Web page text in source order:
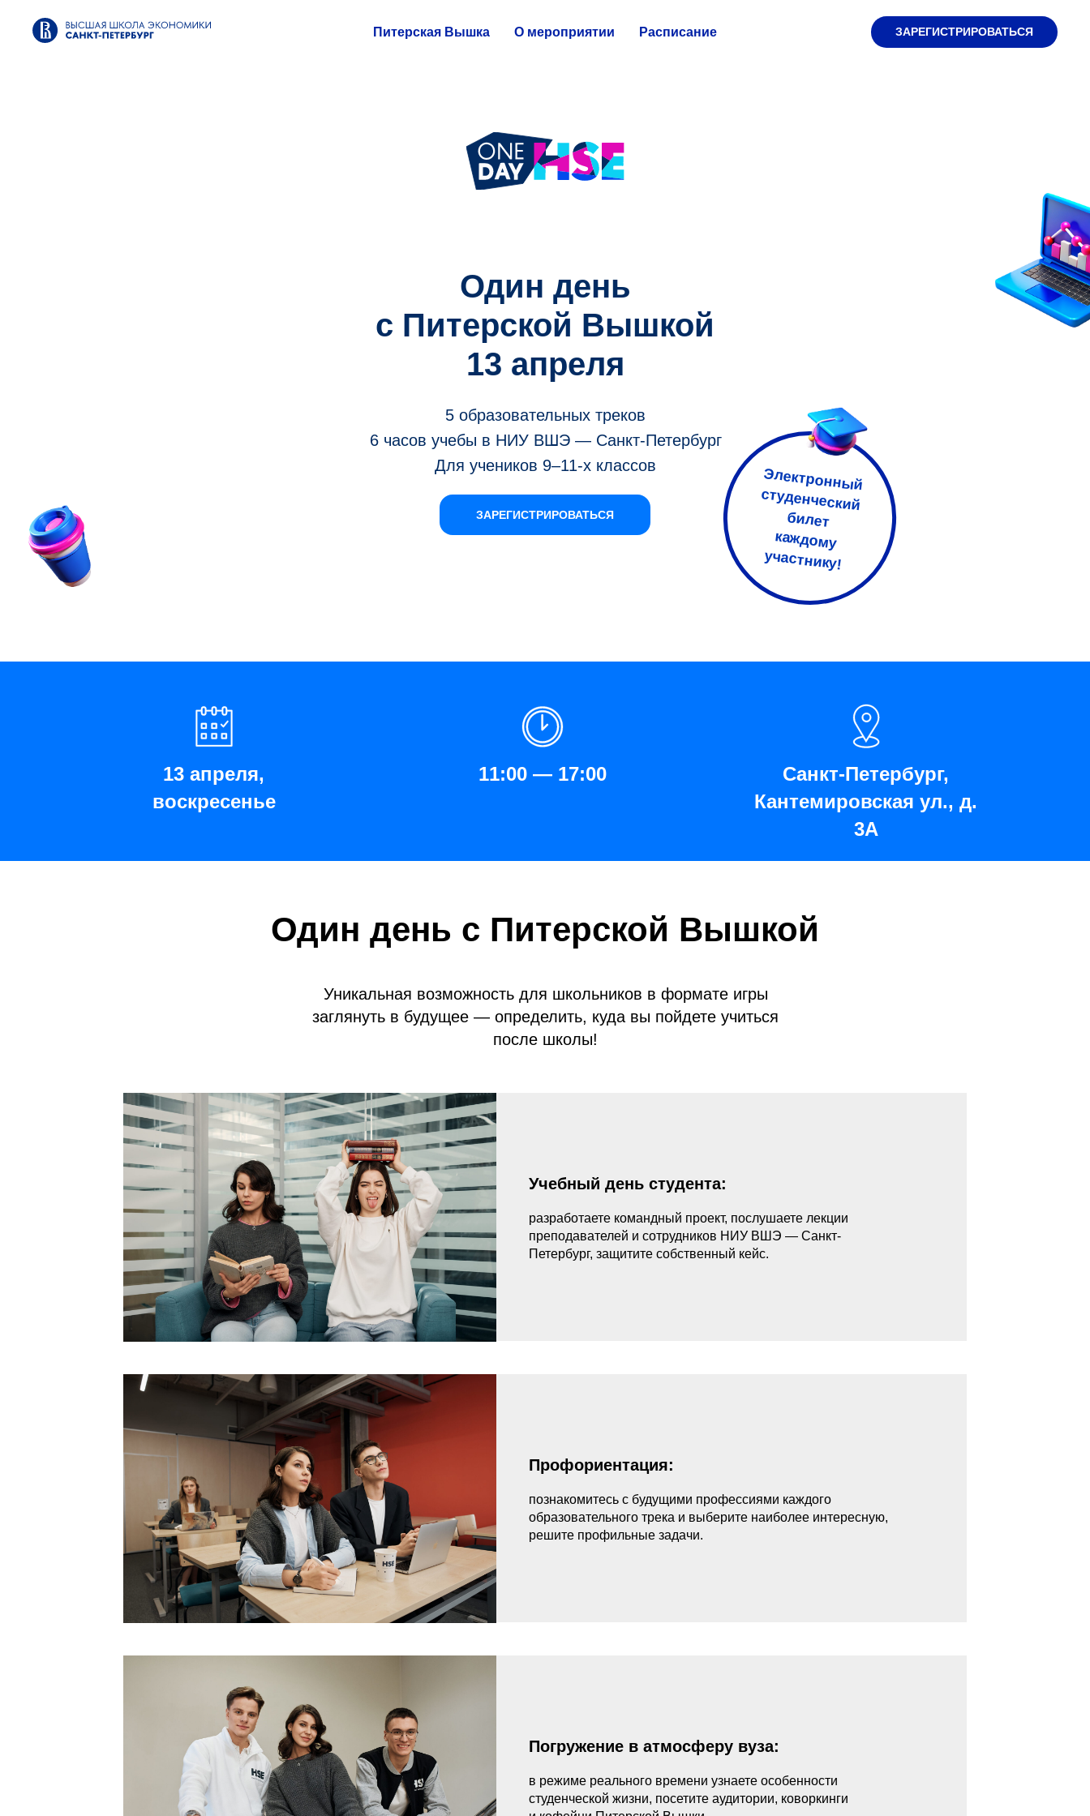
Питерская Вышка О мероприятии Расписание ЗАРЕГИСТРИРОВАТЬСЯ
Электронный
студенческий
билет
каждому
участнику!
Один день
с Питерской Вышкой
13 апреля
5 образовательных треков
6 часов учебы в НИУ ВШЭ — Санкт-Петербург
Для учеников 9–11-х классов
ЗАРЕГИСТРИРОВАТЬСЯ
13 апреля,
воскресенье
11:00 — 17:00
Санкт-Петербург,
Кантемировская ул., д.
3А
Уникальная возможность для школьников в формате игры
заглянуть в будущее — определить, куда вы пойдете учиться
после школы!
Один день с Питерской Вышкой
в режиме реального времени узнаете особенности
студенческой жизни, посетите аудитории, коворкинги
Погружение в атмосферу вуза:
Профориентация:
познакомитесь с будущими профессиями каждого
образовательного трека и выберите наиболее интересную,
решите профильные задачи.
разработаете командный проект, послушаете лекции
преподавателей и сотрудников НИУ ВШЭ — Санкт-
Петербург, защитите собственный кейс.
Учебный день студента: